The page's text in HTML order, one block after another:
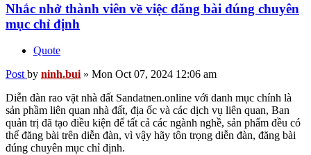
Nhắc nhở thành viên về việc đăng bài đúng chuyên
mục chỉ định
Quote
Post by ninh.bui» Mon Oct 07, 2024 12:06 am
Diễn đàn rao vặt nhà đất Sandatnen.online với danh mục chính là
sản phầm liên quan nhà đất, địa ốc và các dịch vụ liên quan, Ban
quản trị đã tạo điều kiện để tất cả các ngành nghề, sản phẩm đều có
thể đăng bài trên diễn đàn, vì vậy hãy tôn trọng diễn đàn, đăng bài
đúng chuyên mục chỉ định.